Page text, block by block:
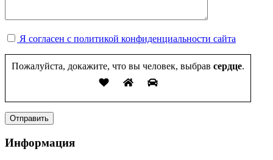
Я согласен с политикой конфиденциальности сайта
Пожалуйста, докажите, что вы человек, выбрав сердце.
Информация